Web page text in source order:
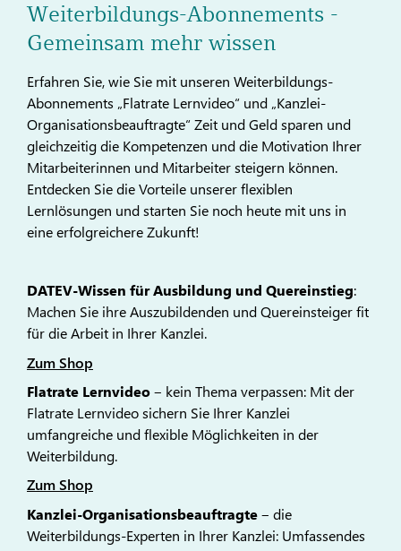
Weiterbildungs-Abonnements -
Gemeinsam mehr wissen
Erfahren Sie, wie Sie mit unseren Weiterbildungs-
Abonnements „Flatrate Lernvideo“ und „Kanzlei-
Organisationsbeauftragte“ Zeit und Geld sparen und
gleichzeitig die Kompetenzen und die Motivation Ihrer
Mitarbeiterinnen und Mitarbeiter steigern können.
Entdecken Sie die Vorteile unserer flexiblen
Lernlösungen und starten Sie noch heute mit uns in
eine erfolgreichere Zukunft!
DATEV-Wissen für Ausbildung und Quereinstieg:
Machen Sie ihre Auszubildenden und Quereinsteiger fit
für die Arbeit in Ihrer Kanzlei.
Zum Shop
Flatrate Lernvideo‒ kein Thema verpassen​: Mit der
Flatrate Lernvideo sichern Sie Ihrer Kanzlei
umfangreiche und flexible Möglichkeiten in der
Weiterbildung.
Zum Shop
Kanzlei-Organisationsbeauftragte‒ die
Weiterbildungs-Experten in Ihrer Kanzlei: Umfassendes